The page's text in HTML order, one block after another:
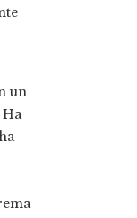
un